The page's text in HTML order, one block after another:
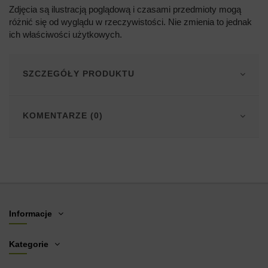
Zdjęcia są ilustracją poglądową i czasami przedmioty mogą
różnić się od wyglądu w rzeczywistości. Nie zmienia to jednak
ich właściwości użytkowych.
SZCZEGÓŁY PRODUKTU
KOMENTARZE (0)
Informacje
Kategorie